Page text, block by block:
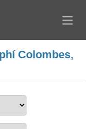
Colombes,